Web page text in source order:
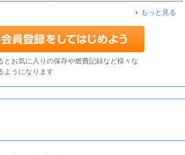
もっと見る
とお気に入りの保存や燃費記録など様々な
ようになります